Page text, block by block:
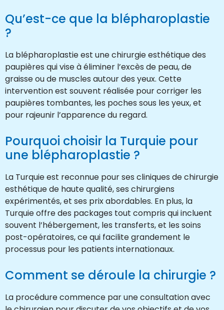
Qu’est-ce que la blépharoplastie
?
La blépharoplastie est une chirurgie esthétique des
paupières qui vise à éliminer l’excès de peau, de
graisse ou de muscles autour des yeux. Cette
intervention est souvent réalisée pour corriger les
paupières tombantes, les poches sous les yeux, et
pour rajeunir l’apparence du regard.
Pourquoi choisir la Turquie pour
une blépharoplastie ?
La Turquie est reconnue pour ses cliniques de chirurgie
esthétique de haute qualité, ses chirurgiens
expérimentés, et ses prix abordables. En plus, la
Turquie offre des packages tout compris qui incluent
souvent l’hébergement, les transferts, et les soins
post-opératoires, ce qui facilite grandement le
processus pour les patients internationaux.
Comment se déroule la chirurgie ?
La procédure commence par une consultation avec